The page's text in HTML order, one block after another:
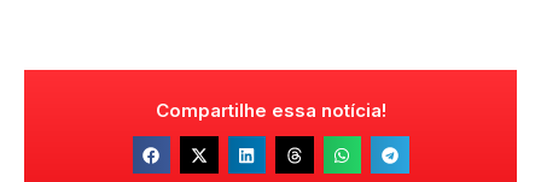
Compartilhe essa notícia!